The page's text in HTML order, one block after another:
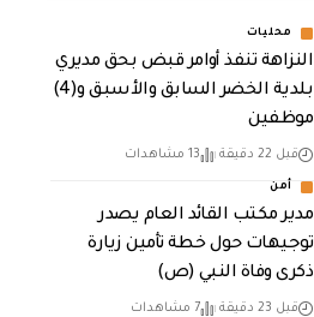
محليات
النزاهة تنفذ أوامر قبض بحق مديري
بلدية الخضر السابق والأسبق و(4)
موظفين
قبل 22 دقيقة 13 مشاهدات
أمن
مدير مكتب القائد العام يصدر
توجيهات حول خطة تأمين زيارة
ذكرى وفاة النبي (ص)
قبل 23 دقيقة 7 مشاهدات